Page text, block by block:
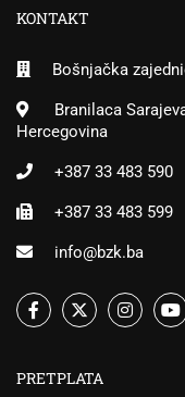
KONTAKT
Bošnjačka
Branilaca
Hercegovina
+387 33 483 590
+387 33 483 599
info@bzk.ba
PRETPLATA